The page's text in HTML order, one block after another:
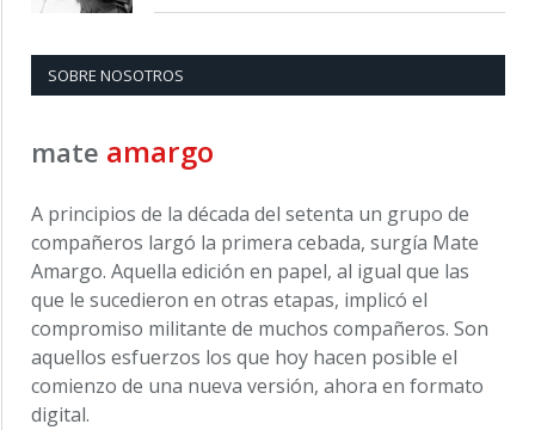
SOBRE NOSOTROS
mate amargo
A principios de la década del setenta un grupo de
compañeros largó la primera cebada, surgía Mate
Amargo. Aquella edición en papel, al igual que las
que le sucedieron en otras etapas, implicó el
compromiso militante de muchos compañeros. Son
aquellos esfuerzos los que hoy hacen posible el
comienzo de una nueva versión, ahora en formato
digital.